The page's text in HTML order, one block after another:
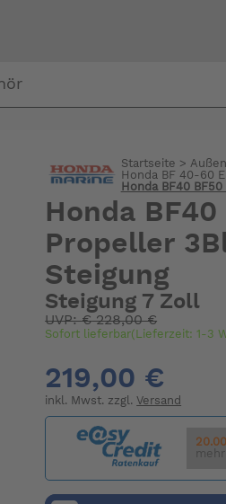
Startseite >
Honda BF 40-60
Honda BF40
Honda
Propeller
Steigung
Steigung 7 Zoll
UVP:€228,00 €
Sofort lieferbar(Lieferzeit: 1-3
219,00 €
inkl. Mwst. zzgl.Versand